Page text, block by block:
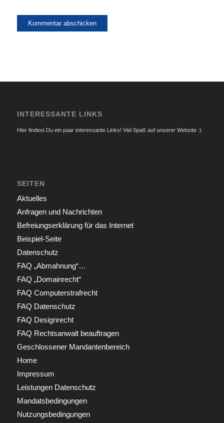
INTERESSANTE LINKS
Hier findest Du ein paar interessante Links! Viel Spaß auf unserer Website :)
SEITEN
Aktuelles
Anfragen und Nachrichten
Befreiungserklärung für das Internet
Beispiel-Seite
Datenschutz
FAQ „Abmahnung“…
FAQ „Domainrecht“
FAQ Computerstrafrecht
FAQ Datenschutz
FAQ Designrecht
FAQ Rechtsanwalt beauftragen
Geschlossener Mandantenbereich
Home
Impressum
Leistungen Datenschutz
Mandatsbedingungen
Nutzungsbedingungen